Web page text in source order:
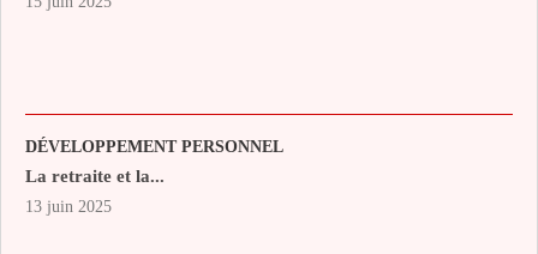
DÉVELOPPEMENT PERSONNEL
La retraite et la...
13 juin 2025